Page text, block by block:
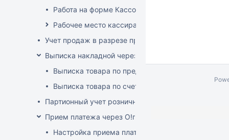
Работа на форме Кассовые операции
Рабочее место кассира
Учет продаж в разрезе продавцов-консультантов
Выписка накладной через POS
Выписка товара по предоплате
Выписка товара по счет-фактуре
Партионный учет розничных продаж
Прием платежа через O!плати
Настройка приема платежей О!плати